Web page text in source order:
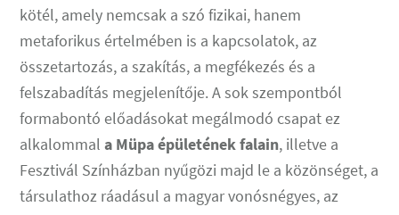
kötél, amely nemcsak a szó fizikai, hanem
metaforikus értelmében is a kapcsolatok, az
összetartozás, a szakítás, a megfékezés és a
felszabadítás megjelenítője. A sok szempontból
formabontó előadásokat megálmodó csapat ez
alkalommala Müpa épületének falain, illetve a
Fesztivál Színházban nyűgözi majd le a közönséget, a
társulathoz ráadásul a magyar vonósnégyes, az